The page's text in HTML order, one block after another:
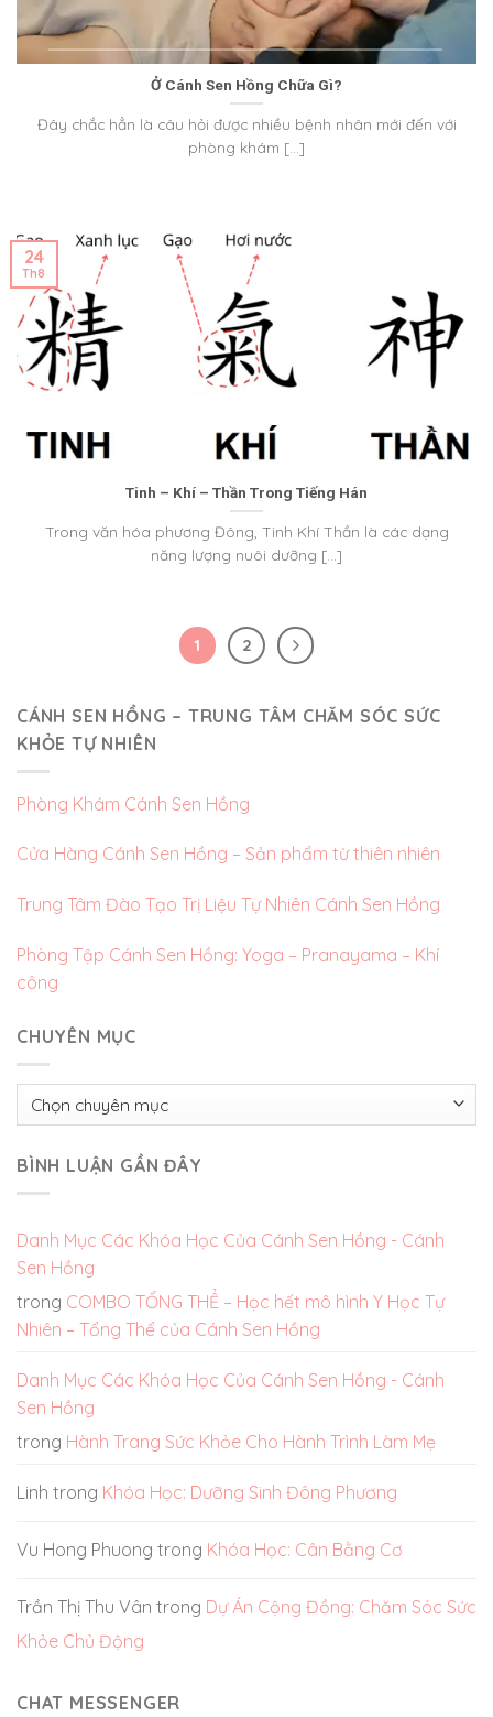
Ở Cánh Sen Hồng Chữa Gì?
Đây chắc hẳn là câu hỏi được nhiều bệnh nhân mới đến với
phòng khám [...]
Tinh – Khí – Thần Trong Tiếng Hán
Trong văn hóa phương Đông, Tinh Khí Thần là các dạng
năng lượng nuôi dưỡng [...]
24
Th8
1 2
CÁNH SEN HỒNG – TRUNG TÂM CHĂM SÓC SỨC
KHỎE TỰ NHIÊN
Phòng Khám Cánh Sen Hồng
Cửa Hàng Cánh Sen Hồng – Sản phẩm từ thiên nhiên
Trung Tâm Đào Tạo Trị Liệu Tự Nhiên Cánh Sen Hồng
Phòng Tập Cánh Sen Hồng: Yoga – Pranayama – Khí
công
CHUYÊN MỤC
BÌNH LUẬN GẦN ĐÂY
Danh Mục Các Khóa Học Của Cánh Sen Hồng - Cánh
Sen Hồng
trong COMBO TỔNG THỂ – Học hết mô hình Y Học Tự
Nhiên – Tổng Thể của Cánh Sen Hồng
Danh Mục Các Khóa Học Của Cánh Sen Hồng - Cánh
Sen Hồng
trong Hành Trang Sức Khỏe Cho Hành Trình Làm Mẹ
Linh trong Khóa Học: Dưỡng Sinh Đông Phương
Vu Hong Phuong trong Khóa Học: Cân Bằng Cơ
Trần Thị Thu Vân trong Dự Án Cộng Đồng: Chăm Sóc Sức
Khỏe Chủ Động
CHAT MESSENGER